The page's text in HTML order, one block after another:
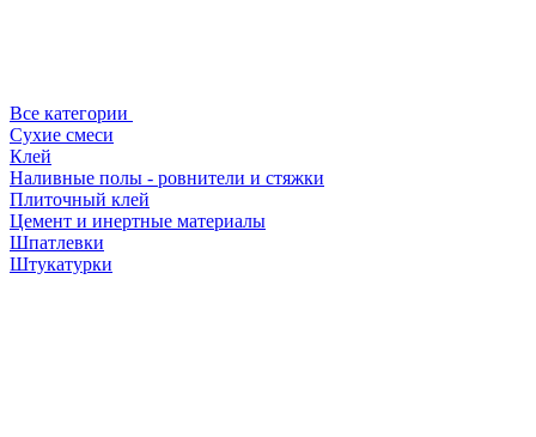
Все категории
Сухие смеси
Клей
Наливные полы - ровнители и стяжки
Плиточный клей
Цемент и инертные материалы
Шпатлевки
Штукатурки